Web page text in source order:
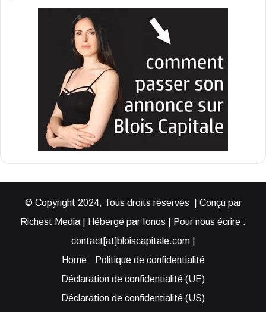
© Copyright 2024, Tous droits réservés | Conçu par
Richest Media | Hébergé par Ionos | Pour nous écrire :
contact[at]bloiscapitale.com |
Home
Politique de confidentialité
Déclaration de confidentialité (UE)
Déclaration de confidentialité (US)